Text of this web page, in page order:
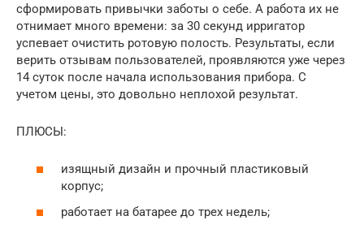
сформировать привычки заботы о себе. А работа их не
отнимает много времени: за 30 секунд ирригатор
успевает очистить ротовую полость. Результаты, если
верить отзывам пользователей, проявляются уже через
14 суток после начала использования прибора. С
учетом цены, это довольно неплохой результат.
ПЛЮСЫ:
изящный дизайн и прочный пластиковый
корпус;
работает на батарее до трех недель;